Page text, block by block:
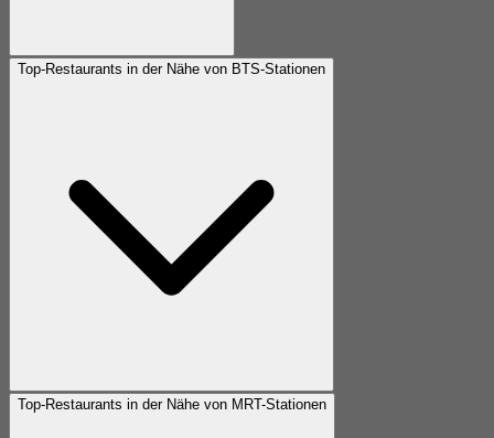
Top-Restaurants in der Nähe von BTS-Stationen
Top-Restaurants in der Nähe von MRT-Stationen